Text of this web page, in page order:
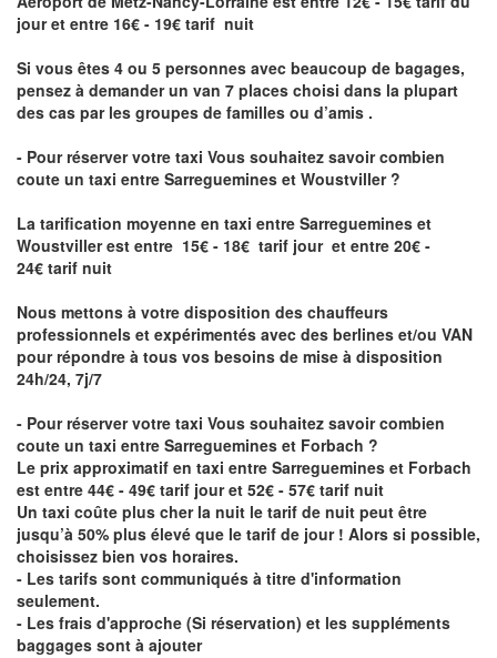
jour et entre 16€ - 19€ tarif nuit
Si vous êtes 4 ou 5 personnes avec beaucoup de bagages,
pensez à demander un van 7 places choisi dans la plupart
des cas par les groupes de familles ou d’amis .
- Pour réserver votre taxi Vous souhaitez savoircombien
coute un taxi entre Sarreguemines et Woustviller ?
La tarification moyenne en taxi entre Sarreguemines et
Woustviller est entre 15€ - 18€ tarif jour et entre 20€ -
24€ tarif nuit
Nous mettons à votre disposition des chauffeurs
professionnels et expérimentés avec des berlines et/ou VAN
pour répondre à tous vos besoins de mise à disposition
24h/24, 7j/7
- Pour réserver votre taxi Vous souhaitez savoircombien
coute un taxi entre Sarreguemines et Forbach ?
Le prix approximatif en taxi entre Sarreguemines et Forbach
est entre 44€ - 49€ tarif jour et 52€ - 57€ tarif nuit
Un taxi coûte plus cher la nuit le tarif de nuit peut être
jusqu’à 50% plus élevé que le tarif de jour ! Alors si possible,
choisissez bien vos horaires.
- Les tarifs sont communiqués à titre d'information
seulement.
- Les frais d'approche (Si réservation) et les suppléments
baggages sont à ajouter